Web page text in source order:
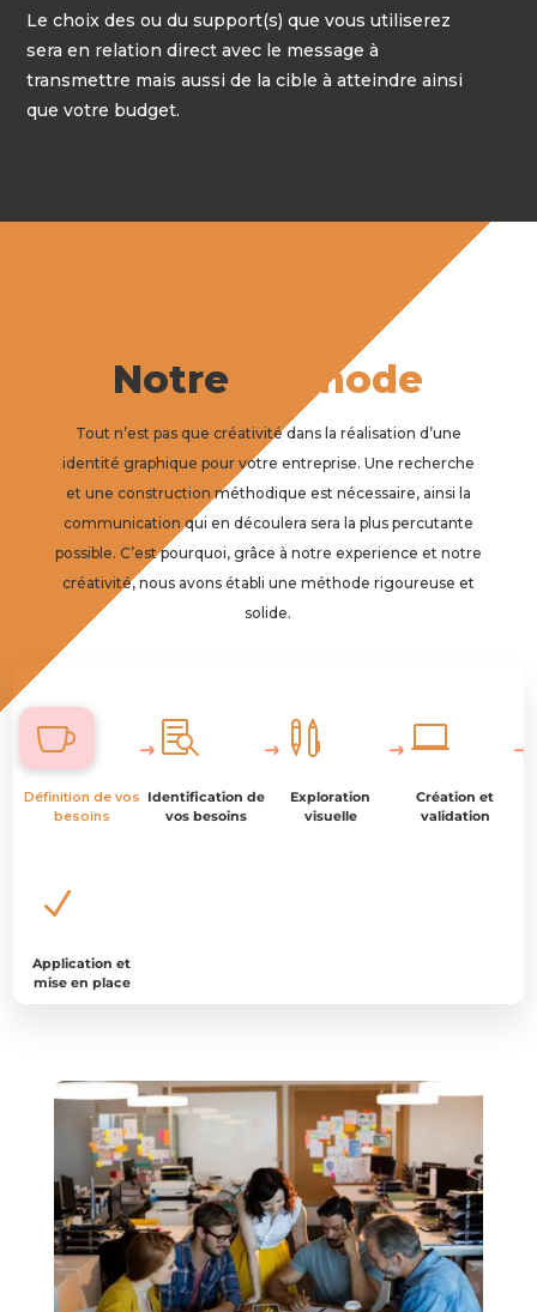
Le choix des ou du support(s) que vous utiliserez
sera en relation direct avec le message à
transmettre mais aussi de la cible à atteindre ainsi
que votre budget.
Notre Méthode
Tout n’est pas que créativité dans la réalisation d’une
identité graphique pour votre entreprise. Une recherche
et une construction méthodique est nécessaire, ainsi la
communication qui en découlera sera la plus percutante
possible. C’est pourquoi, grâce à notre experience et notre
créativité, nous avons établi une méthode rigoureuse et
solide.

Définition de vos
besoins

Identification de
vos besoins

Exploration
visuelle

Création et
validation
N
Application et
mise en place